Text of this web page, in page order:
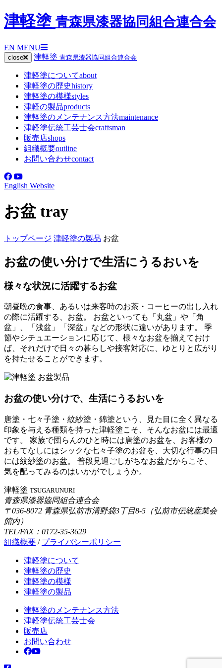
津軽塗 青森県漆器協同組合連合会
EN MENU
close 津軽塗 青森県漆器協同組合連合会
津軽塗についてabout
津軽塗の歴史history
津軽塗の模様styles
津軽の製品products
津軽塗のメンテナンス方法maintenance
津軽塗伝統工芸士会craftsman
販売店shops
組織概要outline
お問い合わせcontact
English Website
お盆tray
トップページ 津軽塗の製品 お盆
お盆の使い分けで生活にうるおいを
様々な状況に活躍するお盆
朝昼晩の食事、あるいは来客時のお茶・コーヒーの出し入れ
の際に活躍する、お盆。 お盆といっても「丸盆」や「角
盆」、「浅盆」「深盆」などの形状に違いがあります。 季
節やシチュエーションに応じて、様々なお盆を揃えておけ
ば、それだけで日々の暮らしや接客対応に、ゆとりと広がり
を持たせることができます。
お盆の使い分けで、生活にうるおいを
唐塗・七々子塗・紋紗塗・錦塗という、見た目に全く異なる
印象を与える種類を持った津軽塗こそ、そんなお盆には最適
です。 家族で団らんのひと時には唐塗のお盆を、お客様の
おもてなしにはシックな七々子塗のお盆を、大切な行事の日
には紋紗塗のお盆。 普段見過ごしがちなお盆だからこそ、
気を配ってみるのはいかがでしょうか。
津軽塗 TSUGARUNURI
青森県漆器協同組合連合会
〒036-8072 青森県弘前市清野袋3丁目8-5（弘前市伝統産業会
館内）
TEL/FAX：0172-35-3629
組織概要 / プライバシーポリシー
津軽塗について
津軽塗の歴史
津軽塗の模様
津軽塗の製品
津軽塗のメンテナンス方法
津軽塗伝統工芸士会
販売店
お問い合わせ